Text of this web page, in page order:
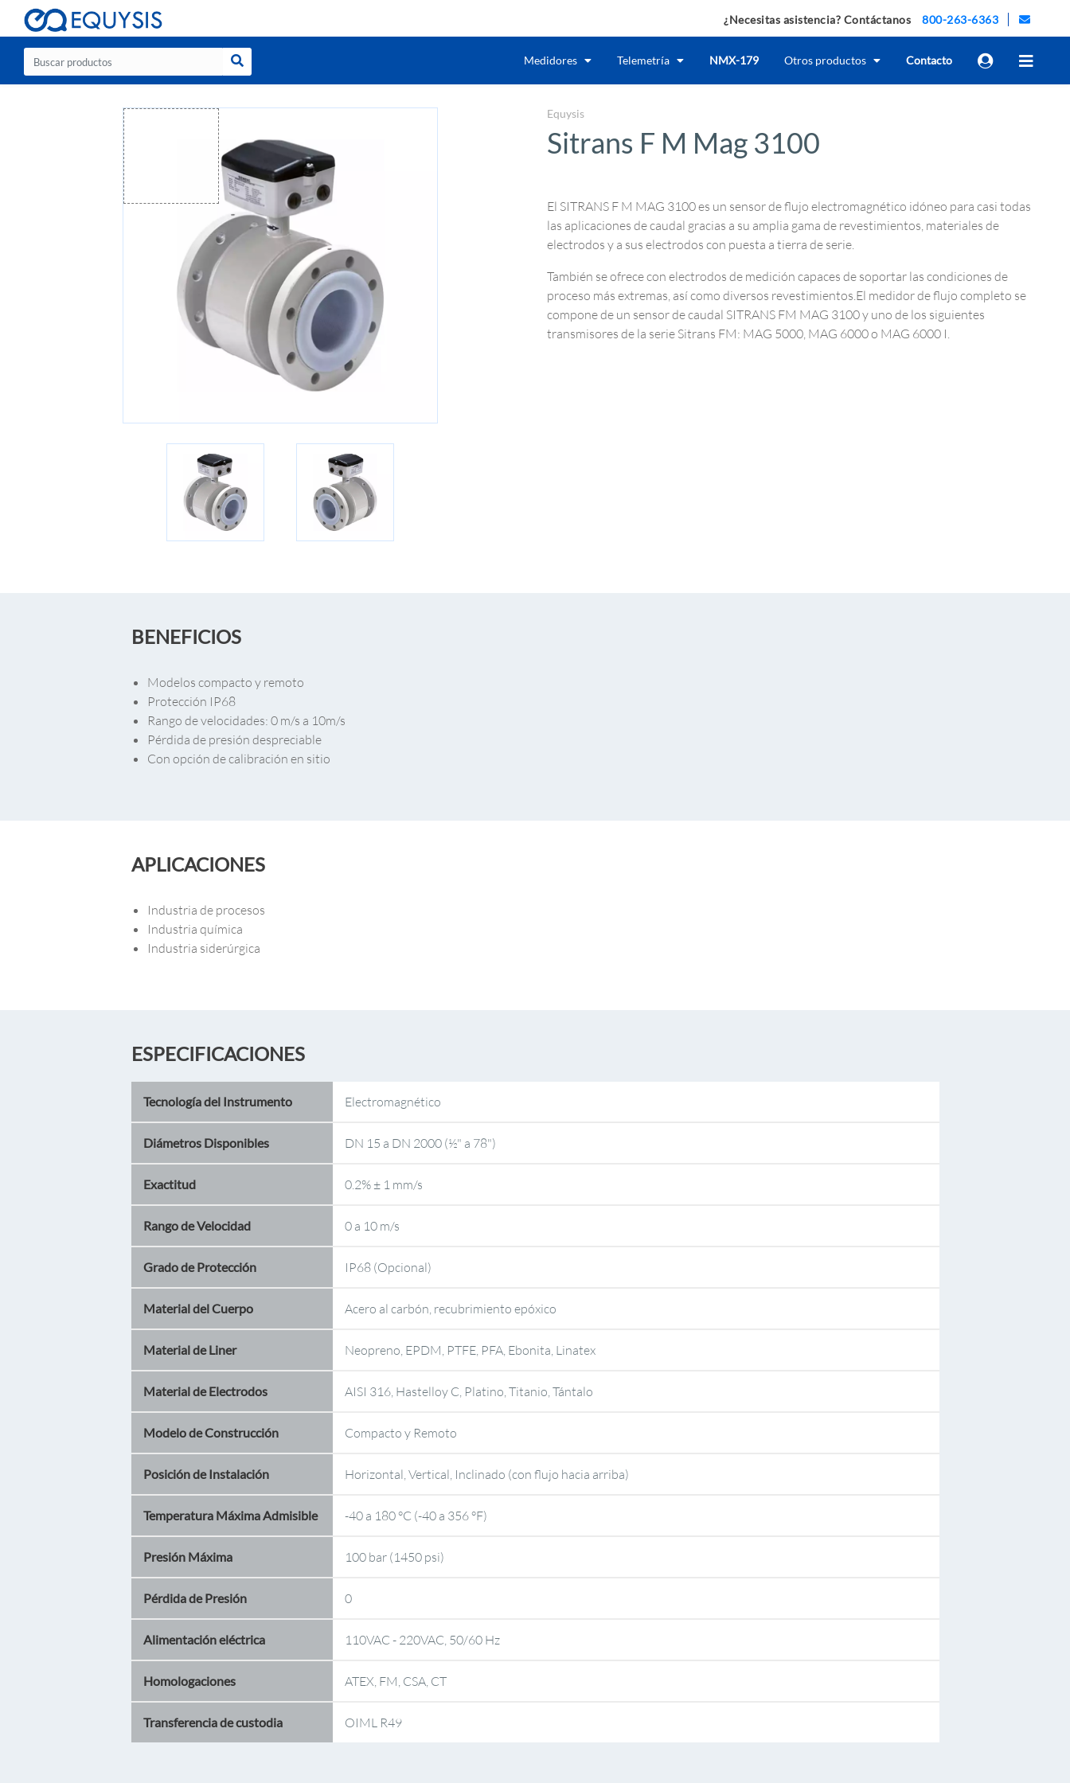
¿Necesitas asistencia? Contáctanos 800-263-6363
Medidores Telemetría NMX-179 Otros productos Contacto
Equysis
Sitrans F M Mag 3100
El SITRANS F M MAG 3100 es un sensor de flujo electromagnético idóneo para casi todas
las aplicaciones de caudal gracias a su amplia gama de revestimientos, materiales de
electrodos y a sus electrodos con puesta a tierra de serie.
También se ofrece con electrodos de medición capaces de soportar las condiciones de
proceso más extremas, así como diversos revestimientos.El medidor de flujo completo se
compone de un sensor de caudal SITRANS FM MAG 3100 y uno de los siguientes
transmisores de la serie Sitrans FM: MAG 5000, MAG 6000 o MAG 6000 I.
BENEFICIOS
Modelos compacto y remoto
Protección IP68
Rango de velocidades: 0 m/s a 10m/s
Pérdida de presión despreciable
Con opción de calibración en sitio
APLICACIONES
Industria de procesos
Industria química
Industria siderúrgica
ESPECIFICACIONES
Tecnología del Instrumento Electromagnético
Diámetros Disponibles DN 15 a DN 2000 (½" a 78")
Exactitud 0.2% ± 1 mm/s
Rango de Velocidad 0 a 10 m/s
Grado de Protección IP68 (Opcional)
Material del Cuerpo Acero al carbón, recubrimiento epóxico
Material de Liner Neopreno, EPDM, PTFE, PFA, Ebonita, Linatex
Material de Electrodos AISI 316, Hastelloy C, Platino, Titanio, Tántalo
Modelo de Construcción Compacto y Remoto
Posición de Instalación Horizontal, Vertical, Inclinado (con flujo hacia arriba)
Temperatura Máxima Admisible -40 a 180 °C (-40 a 356 °F)
Presión Máxima 100 bar (1450 psi)
Pérdida de Presión 0
Alimentación eléctrica 110VAC - 220VAC, 50/60 Hz
Homologaciones ATEX, FM, CSA, CT
Transferencia de custodia OIML R49